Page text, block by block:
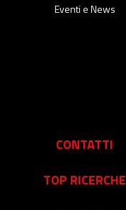
Eventi e News
CONTATTI
TOP RICERCHE